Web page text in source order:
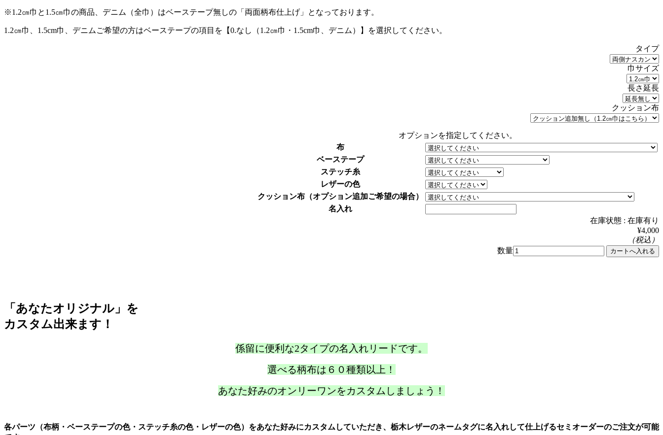
※1.2㎝巾と1.5㎝巾の商品、デニム（全巾）はベーステープ無しの「両面柄布仕上げ」となっております。
1.2㎝巾、1.5cm巾、デニムご希望の方はベーステープの項目を【0.なし（1.2㎝巾・1.5cm巾、デニム）】を選択してください。
タイプ
巾サイズ
長さ延長
クッション布
オプションを指定してください。
布
ベーステープ
ステッチ糸
レザーの色
クッション布（オプション追加ご希望の場合）
名入れ
在庫状態 : 在庫有り
¥4,000
（税込）
数量
「あなたオリジナル」を
カスタム出来ます！
係留に便利な2タイプの名入れリードです。
選べる柄布は６０種類以上！
あなた好みのオンリーワンをカスタムしましょう ！
各パーツ（布柄・ベーステープの色・ステッチ糸の色・レザーの色）をあなた好みにカスタムしていただき、栃木レザーのネームタグに名入れして仕上げるセミオーダーのご注文が可能